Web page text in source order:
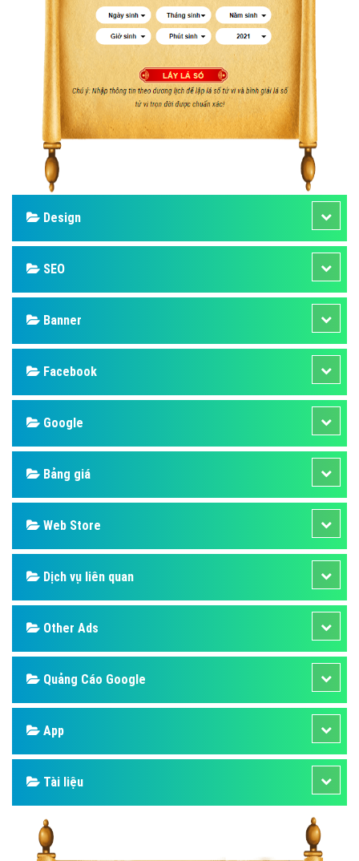
Design
SEO
Banner
Facebook
Google
Bảng giá
Web Store
Dịch vụ liên quan
Other Ads
Quảng Cáo Google
App
Tài liệu